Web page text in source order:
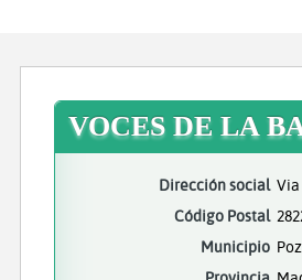
VOCES DE LA
Dirección social Via
Código Postal
Municipio